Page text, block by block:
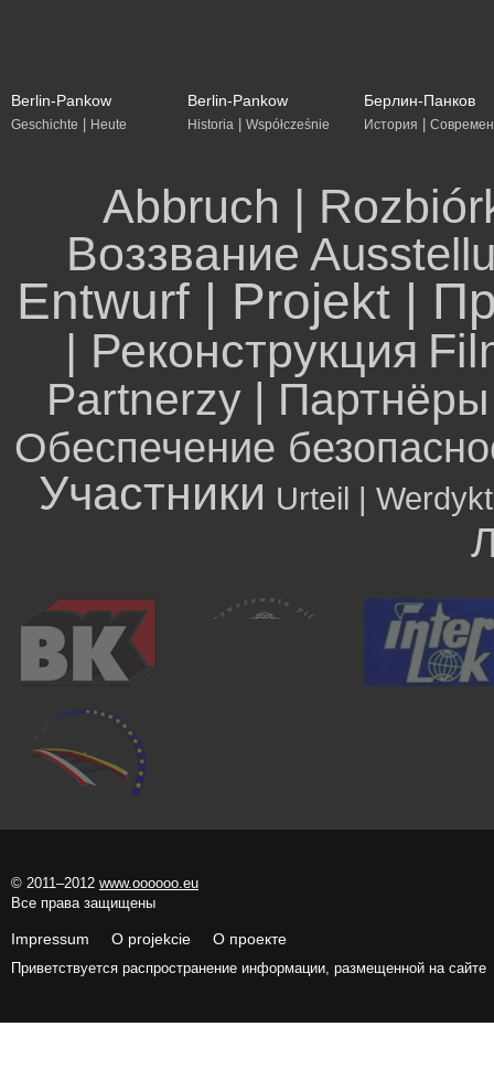
Berlin-Pankow
Geschichte Heute
Berlin-Pankow
Historia Współcześnie
Берлин-Панков
История
Abbruch |
Воззвание
Entwurf | Projekt |
| Реконструкция
Partnerzy | Партнёры
Обеспечение
Участники Urteil |
© 2011–2012 www.oooooo.eu
Все права защищены
Impressum O projekcie О проекте
Приветствуется распространение информации, размещенной на сайте